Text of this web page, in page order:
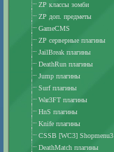
ZP классы зомби
ZP доп. предметы
GameCMS
ZP серверные плагины
JailBreak плагины
DeathRun плагины
Jump плагины
Surf плагины
War3FT плагины
HnS плагины
Knife плагины
CSSB [WC3] Shopmenu3
DeathMatch плагины